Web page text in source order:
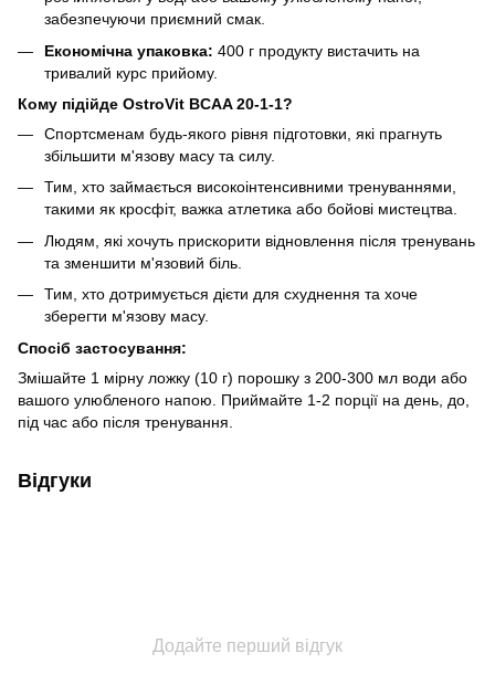
забезпечуючи приємний смак.
Економічна упаковка: 400 г продукту вистачить на
тривалий курс прийому.
Кому підійде OstroVit BCAA 20-1-1?
Спортсменам будь-якого рівня підготовки, які прагнуть
збільшити м'язову масу та силу.
Тим, хто займається високоінтенсивними тренуваннями,
такими як кросфіт, важка атлетика або бойові мистецтва.
Людям, які хочуть прискорити відновлення після тренувань
та зменшити м'язовий біль.
Тим, хто дотримується дієти для схуднення та хоче
зберегти м'язову масу.
Спосіб застосування:
Змішайте 1 мірну ложку (10 г) порошку з 200-300 мл води або
вашого улюбленого напою. Приймайте 1-2 порції на день, до,
під час або після тренування.
Відгуки
Додайте перший відгук